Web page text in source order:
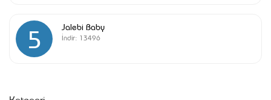
5 Jalebi Baby
İndir: 13496